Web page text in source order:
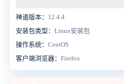
禅道版本： 12.4.4
安装包类型： Linux安装包
操作系统： CentOS
客户端浏览器： Firefox